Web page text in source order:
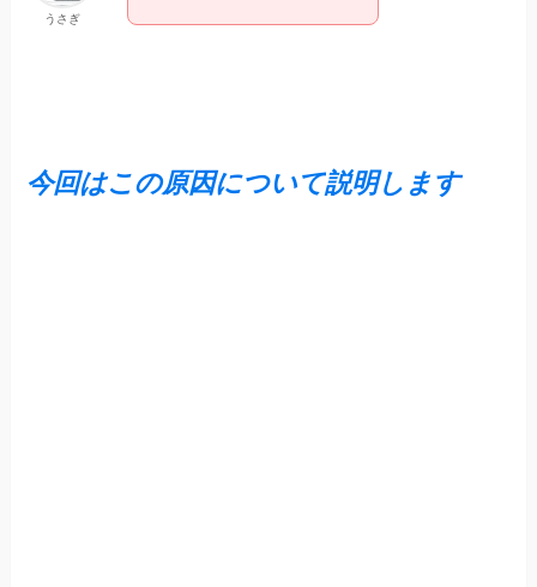
うさぎ
今回はこの原因について説明します